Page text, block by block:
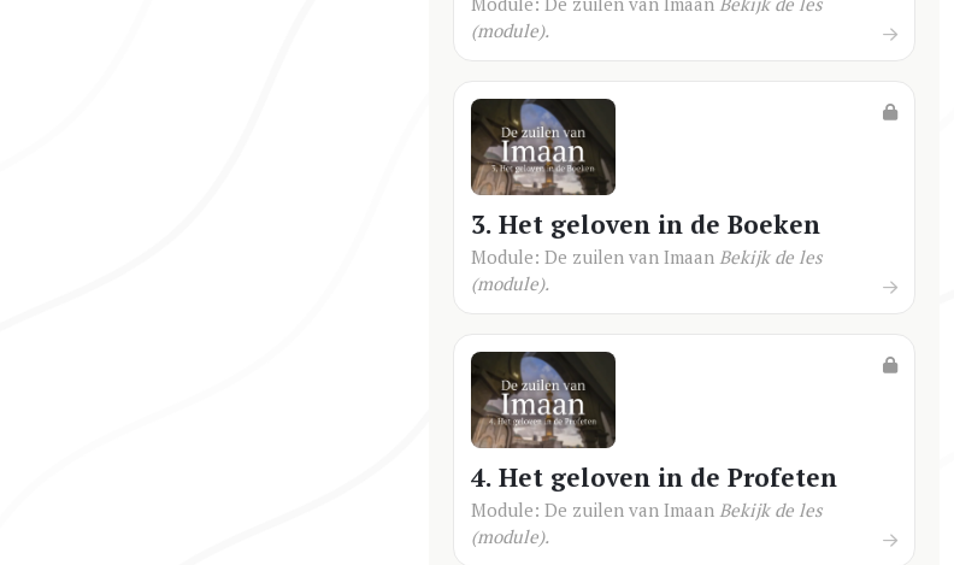
(module).
3. Het geloven in de Boeken
Module: De zuilen van Imaan Bekijk de les
(module).
4. Het geloven in de Profeten
Module: De zuilen van Imaan Bekijk de les
(module).